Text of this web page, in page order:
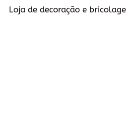
Loja de decoração e